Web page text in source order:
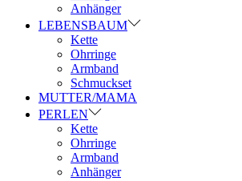
Anhänger
LEBENSBAUM
Kette
Ohrringe
Armband
Schmuckset
MUTTER/MAMA
PERLEN
Kette
Ohrringe
Armband
Anhänger